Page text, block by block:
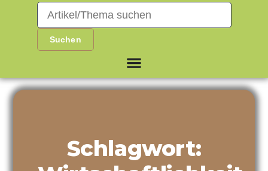
Schlagwort: